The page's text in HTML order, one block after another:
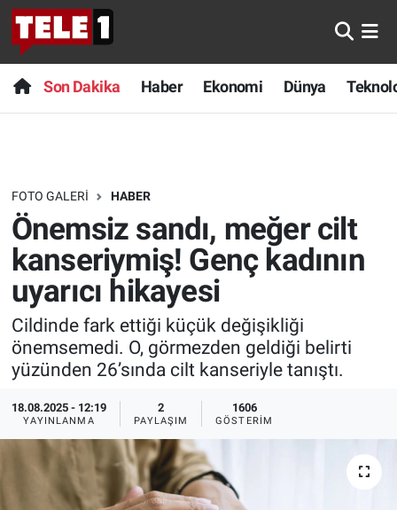
Son Dakika Haber Ekonomi Dünya
FOTO GALERI HABER
Önemsiz sandı, meğer cilt
kanseriymiş! Genç kadının
uyarıcı hikayesi
Cildinde fark ettiği küçük değişikliği
önemsemedi. O, görmezden geldiği belirti
yüzünden 26’sında cilt kanseriyle tanıştı.
18.08.2025 - 12:19
YAYINLANMA
2
PAYLAŞIM
1606
GÖSTERIM
Anında Manşet
Başka Sohbetler
Bilim turu
Bilim ve Teknoloji Evreni
Doğa Konuşuyor
Dünya
Ege'den Esintiler
Eğitim
Son Dakika
Haber
Dünya
Teknoloji
Sağlık
Spor
İletişim
Nöbetçi Eczaneler
Hava Durumu
Trafik Durumu
Süper Lig Puan Durumu ve Fikstür
Tüm Manşetler
Son Dakika Haberleri